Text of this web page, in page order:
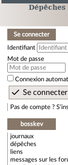
Dépêches
Se connecter
Identifiant
Mot de passe
Connexion
Pas de compte ?
bosskev
journaux
dépêches
liens
messages sur les